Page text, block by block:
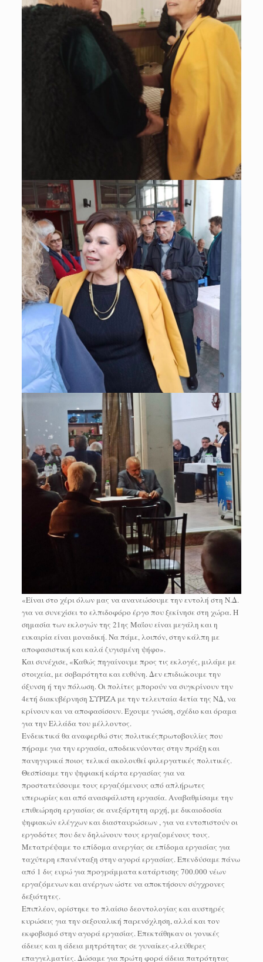
«Είναι στο χέρι όλων μας να ανανεώσουμε την εντολή στη Ν.Δ.
για να συνεχίσει το ελπιδοφόρο έργο που ξεκίνησε στη χώρα. Η
σημασία των εκλογών της 21ης Μαΐου είναι μεγάλη και η
ευκαιρία είναι μοναδική. Να πάμε, λοιπόν, στην κάλπη με
αποφασιστική και καλά ζυγισμένη ψήφο».
Και συνέχισε, «Καθώς πηγαίνουμε προς τις εκλογές, μιλάμε με
στοιχεία, με σοβαρότητα και ευθύνη. Δεν επιδιώκουμε την
όξυνση ή την πόλωση. Οι πολίτες μπορούν να συγκρίνουν την
4ετή διακυβέρνηση ΣΥΡΙΖΑ με την τελευταία 4ετία της ΝΔ, να
κρίνουν και να αποφασίσουν. Έχουμε γνώση, σχέδιο και όραμα
για την Ελλάδα του μέλλοντος.
Ενδεικτικά θα αναφερθώ στις πολιτικέςπρωτοβουλίες που
πήραμε για την εργασία, αποδεικνύοντας στην πράξη και
πανηγυρικά ποιος τελικά ακολουθεί φιλεργατικές πολιτικές.
Θεσπίσαμε την ψηφιακή κάρτα εργασίας για να
προστατεύσουμε τους εργαζόμενους από απλήρωτες
υπερωρίες και από ανασφάλιστη εργασία. Αναβαθμίσαμε την
επιθεώρηση εργασίας σε ανεξάρτητη αρχή, με δικαιοδοσία
ψηφιακών ελέγχων και διασταυρώσεων , για να εντοπιστούν οι
εργοδότες που δεν δηλώνουν τους εργαζομένους τους.
Μετατρέψαμε το επίδομα ανεργίας σε επίδομα εργασίας για
ταχύτερη επανένταξη στην αγορά εργασίας. Επενδύσαμε πάνω
από 1 δις ευρώ για προγράμματα κατάρτισης 700.000 νέων
εργαζόμενων και ανέργων ώστε να αποκτήσουν σύγχρονες
δεξιότητες.
Επιπλέον, ορίστηκε το πλαίσιο δεοντολογίας και αυστηρές
κυρώσεις για την σεξουαλική παρενόχληση, αλλά και τον
εκφοβισμό στην αγορά εργασίας. Επεκτάθηκαν οι γονικές
άδειες και η άδεια μητρότητας σε γυναίκες-ελεύθερες
επαγγελματίες. Δώσαμε για πρώτη φορά άδεια πατρότητας